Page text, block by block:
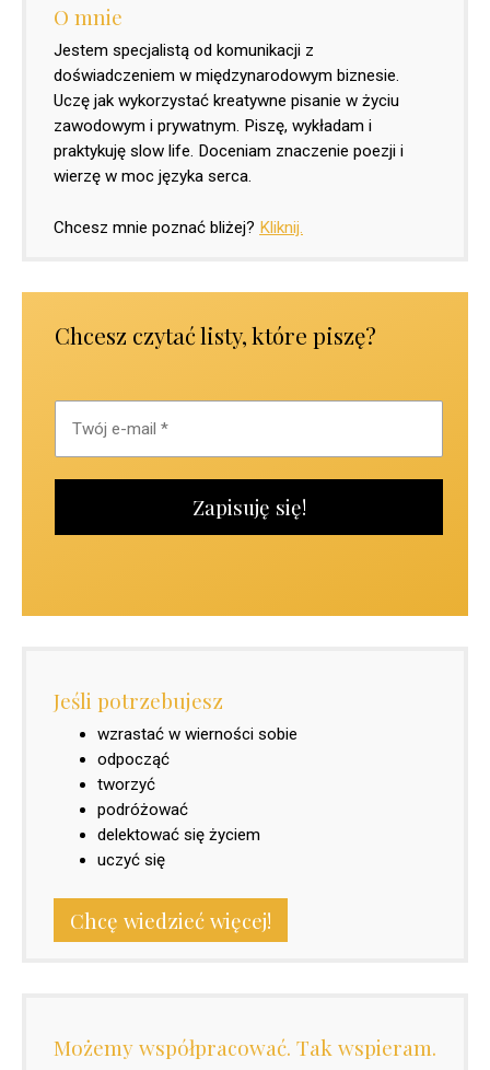
O mnie
Jestem specjalistą od komunikacji z
doświadczeniem w międzynarodowym biznesie.
Uczę jak wykorzystać kreatywne pisanie w życiu
zawodowym i prywatnym. Piszę, wykładam i
praktykuję slow life. Doceniam znaczenie poezji i
wierzę w moc języka serca.
Chcesz mnie poznać bliżej? Kliknij.
Chcesz czytać listy, które piszę?
Jeśli potrzebujesz
wzrastać w wierności sobie
odpocząć
tworzyć
podróżować
delektować się życiem
uczyć się
Chcę wiedzieć więcej!
Możemy współpracować. Tak wspieram.